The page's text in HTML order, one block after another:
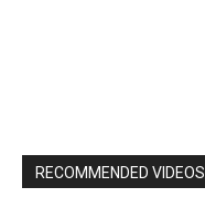
RECOMMENDED VIDEOS